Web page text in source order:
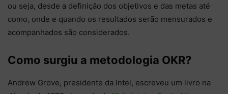
ou seja, desde a definição dos objetivos e das metas até
como, onde e quando os resultados serão mensurados e
acompanhados são considerados.
Como surgiu a metodologia OKR?
Andrew Grove, presidente da Intel, escreveu um livro na